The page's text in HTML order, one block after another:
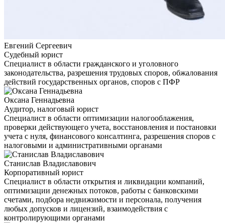
Евгений Сергеевич
Судебный юрист
Специалист в области гражданского и уголовного
законодательства, разрешения трудовых споров, обжалования
действий государственных органов, споров с ПФР
Оксана Геннадьевна
Аудитор, налоговый юрист
Специалист в области оптимизации налогооблажения,
проверки действующего учета, восстановления и постановки
учета с нуля, финансового консалтинга, разрешения споров с
налоговыми и административными органами
Станислав Владиславович
Корпоративный юрист
Специалист в области открытия и ликвидации компаний,
оптимизации денежных потоков, работы с банковскими
счетами, подбора недвижимости и персонала, получения
любых допусков и лицензий, взаимодействия с
контролирующими органами